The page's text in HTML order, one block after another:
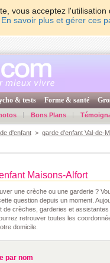
vous acceptez
En savoir plus et gérer ces
& tests Forme & santé
Bons Plans
d'enfant > garde d'enfant Val-de-
Maisons-Alfort
une crèche ou une garderie ?
question depuis un moment.
de crèches, garderies et
retrouver toutes les
domicile.
par nom